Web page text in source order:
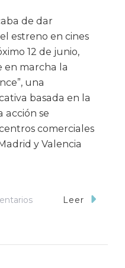
de dar
estreno en cines
12 de junio,
en marcha la
una
basada en la
acción se
comerciales
y Valencia
En
Leer